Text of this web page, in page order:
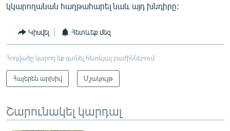
կկարողանան հաղթահարել նաև այդ խնդիրը:
Կիսվել Հետևեք մեզ
Հոդվածը կարող եք գտնել հետևյալ բաժիններում
Հայերեն արխիվ Մշակույթ
Շարունակել կարդալ